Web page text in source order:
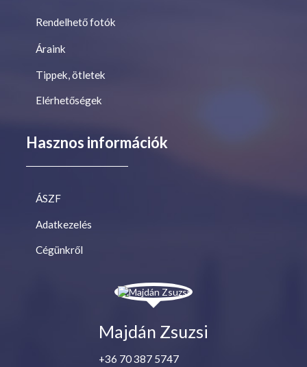
Rendelhető fotók
Áraink
Tippek, ötletek
Elérhetőségek
Hasznos információk
ÁSZF
Adatkezelés
Cégünkről
Majdán Zsuzsi
+36 70 387 5747